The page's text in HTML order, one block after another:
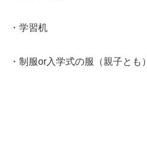
・学習机
・制服or入学式の服（親子とも）